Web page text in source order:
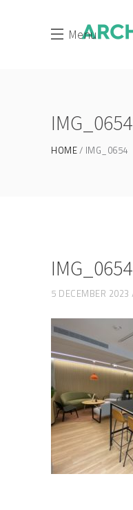
Menu
IMG_0654
HOME IMG_0654
IMG_0654
5 DECEMBER 2023